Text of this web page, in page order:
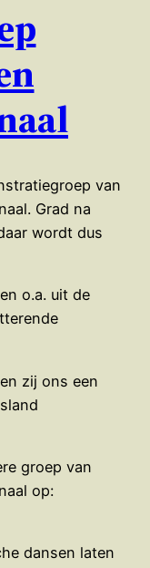
van
Grad na
wordt dus
o.a. uit de
zij ons een
groep van
op:
dansen laten